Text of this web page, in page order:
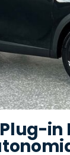
in